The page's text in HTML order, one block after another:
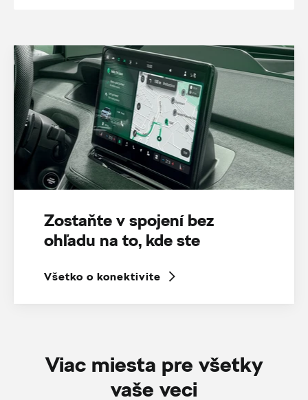
Zostaňte v spojení bez
ohľadu na to, kde ste
Všetko o konektivite
Viac miesta pre všetky
vaše veci